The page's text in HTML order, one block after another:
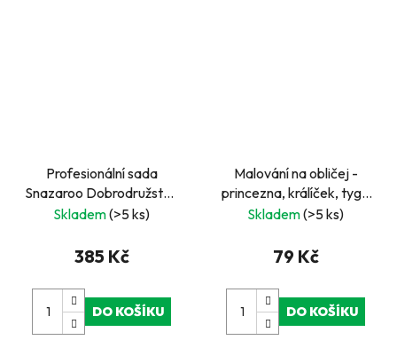
Profesionální sada
Snazaroo Dobrodružství-
Barvy na obličej pro děti,
Skladem(>5 ks)
385 Kč
DO KOŠÍKU
Malování na obličej -
princezna, králíček, tygr,
víla
Skladem(>5 ks)
79 Kč
DO KOŠÍKU